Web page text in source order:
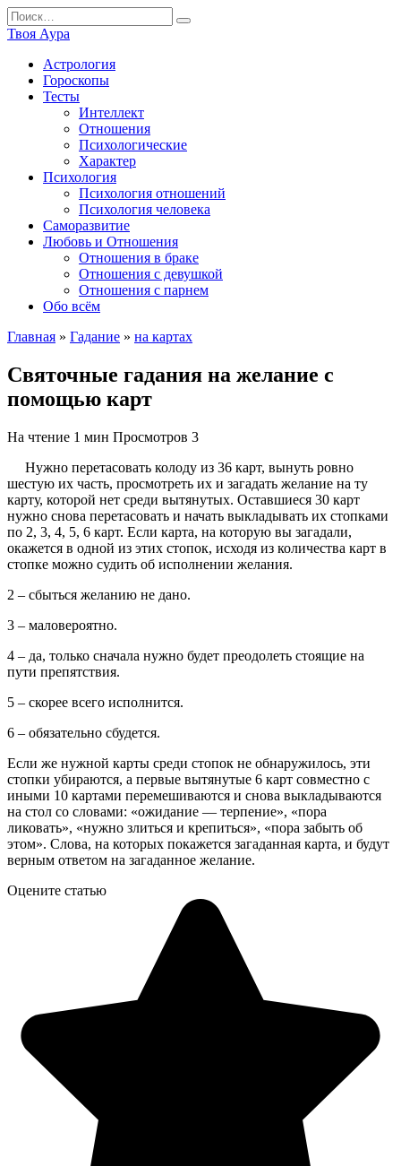
Перейти
к
содержанию
Search
for:
Твоя Аура
Астрология
Гороскопы
Тесты
Интеллект
Отношения
Психологические
Характер
Психология
Психология отношений
Психология человека
Саморазвитие
Любовь и Отношения
Отношения в браке
Отношения с девушкой
Отношения с парнем
Обо всём
Главная » Гадание » на картах
Святочные гадания на желание с
помощью карт
На чтение 1 мин Просмотров 3
Нужно перетасовать колоду из 36 карт, вынуть ровно
шестую их часть, просмотреть их и загадать желание на ту
карту, которой нет среди вытянутых. Оставшиеся 30 карт
нужно снова перетасовать и начать выкладывать их стопками
по 2, 3, 4, 5, 6 карт. Если карта, на которую вы загадали,
окажется в одной из этих стопок, исходя из количества карт в
стопке можно судить об исполнении желания.
2 – сбыться желанию не дано.
3 – маловероятно.
4 – да, только сначала нужно будет преодолеть стоящие на
пути препятствия.
5 – скорее всего исполнится.
6 – обязательно сбудется.
Если же нужной карты среди стопок не обнаружилось, эти
стопки убираются, а первые вытянутые 6 карт совместно с
иными 10 картами перемешиваются и снова выкладываются
на стол со словами: «ожидание — терпение», «пора
ликовать», «нужно злиться и крепиться», «пора забыть об
этом». Слова, на которых покажется загаданная карта, и будут
верным ответом на загаданное желание.
Оцените статью